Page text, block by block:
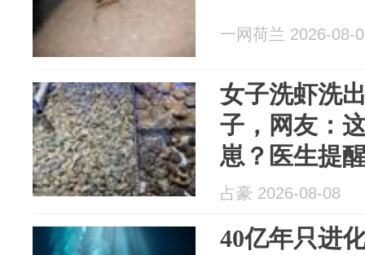
一网荷兰 2026-08-
女子洗虾洗
子，网友：
崽？医生提
占豪 2026-08-08
40亿年只进